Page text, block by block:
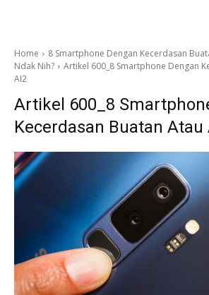
Home
8 Smartphone Dengan Kecerdasan
Ndak Nih?
Artikel 600_8 Smartphone Dengan
AI2
Artikel 600_8
Kecerdasan Buatan Atau